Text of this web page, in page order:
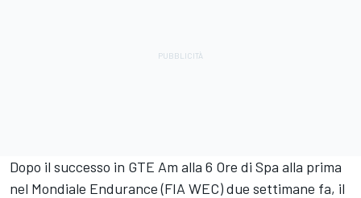
Dopo il successo in GTE Am alla 6 Ore di Spa alla prima
nel Mondiale Endurance (FIA WEC) due settimane fa, il